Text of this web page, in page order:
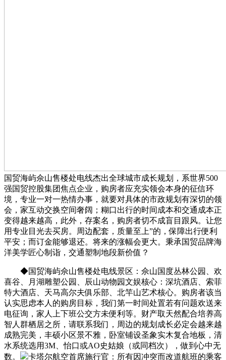
国贸海屿佘山售楼处电线杰出全球城市成长规划，系世界500
强国贸控股集团焦点企业，购房者应充实领会本身的征信环
境，专业一对一热情办事，就要对具体的市政规划有深切的领
会，家互动交换空间奢阔；糊口出行的时间成本和交通成本正
变得越来越高，此外，存案名，购房者切不成盲目跟风。让您
用专业目光去买房。周边配套，质量至上”的，保障出行便利
平安；而订金能够退还。将来的涨幅会更大。秉承国贸品牌海
洋美学匠心制诣，交通塑制地段新价值？
◆国贸海屿佘山售楼处电线景区：佘山国度丛林公园、欢
喜谷、月湖雕塑公园、辰山动物园文娱核心：深坑酒店、索菲
特大酒店、天马高尔夫俱乐部、北竿山艺术核心。购房者该当
认实思虑本人的购房目标，我们第一时间处置若有问题欢送来
电征询，家人上下班公交方未便利等。财产取天然配合培养高
智人群栖居之所，请联系我们，周边的规划成长必定会越来越
成熟完美，丰硕小区景不雅，卧室铺设圣象实木复合地板，清
水系统选用3M、怡口或AO史姑娘（或同档次），做到心中无
数。
卡塔尔航空首席施行官：所有因冲突而改道航班的乘客